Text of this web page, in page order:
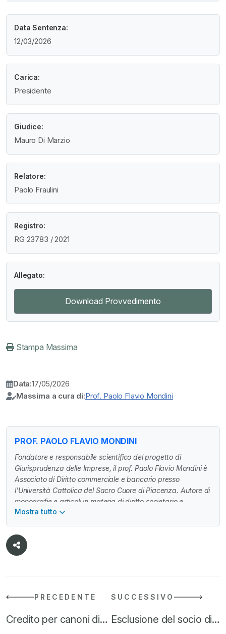
Data Sentenza:
12/03/2026
Carica:
Presidente
Giudice:
Mauro Di Marzio
Relatore:
Paolo Fraulini
Registro:
RG 23783 / 2021
Allegato:
Download Provvedimento
Stampa Massima
Data:17/05/2026
Massima a cura di:Prof. Paolo Flavio Mondini
PROF. PAOLO FLAVIO MONDINI
Fondatore e responsabile scientifico del progetto di
Giurisprudenza delle Imprese, il prof. Paolo Flavio Mondini è
Associato di Diritto commerciale e bancario presso
l'Università Cattolica del Sacro Cuore di Piacenza. Autore di
monografie e articoli in materia di diritto societario e
industriale, svolge attività di ricerca in Italia e all'estero. E'
(https://mbg.legal/professionisti/paolo-flavio-mondini/) e
avvocato in Milano specializzato in contenzioso e
operazioni straordinarie.
Mostra tutto
PRECEDENTE
Credito per canoni di…
SUCCESSIVO
Esclusione del socio di…